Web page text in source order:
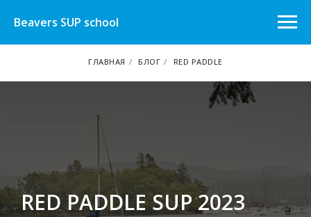
Beavers SUP school
ГЛАВНАЯ / БЛОГ / RED PADDLE
RED PADDLE SUP 2023